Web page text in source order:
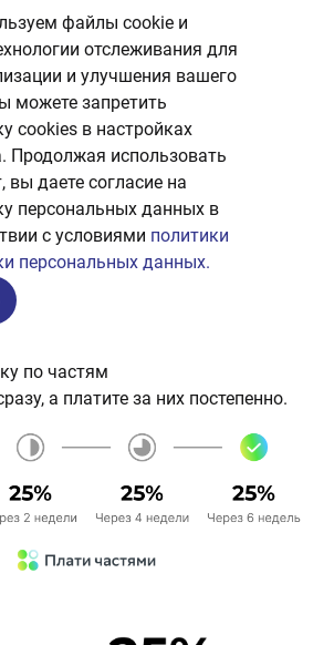
файлы cookie и
отслеживания для
и улучшения вашего
можете запретить
сookies в настройках
Продолжая использовать
вы даете согласие на
персональных данных в
с условиями политики
персональных данных.
по частям
а платите за них постепенно.